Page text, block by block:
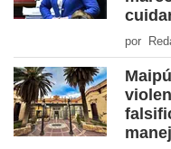
por